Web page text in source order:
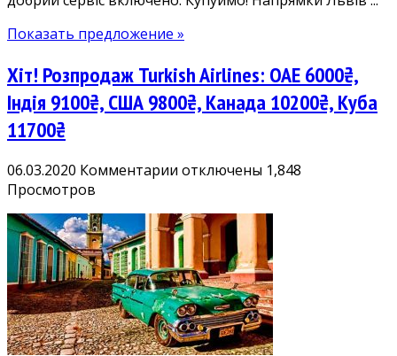
Франциско
Ванкувер
14900₴
тощо
Показать предложение »
Хіт! Розпродаж Turkish Airlines: ОАЕ 6000₴,
Індія 9100₴, США 9800₴, Канада 10200₴, Куба
11700₴
06.03.2020 Комментарии к
Хіт!
Розпродаж
Turkish
Airlines:
ОАЕ
6000₴,
Індія
9100₴,
отключены 1,848
Просмотров